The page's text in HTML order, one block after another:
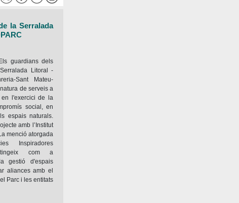
la Serralada
guardians dels
Litoral -
Sant Mateu-
de serveis a
en l'exercici de la
social, en
espais naturals.
amb l’Institut
menció atorgada
Inspiradores
com a
gestió d'espais
aliances amb el
Parc i les entitats